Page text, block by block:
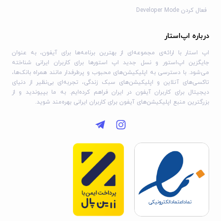
خواهد شد.
حساب خود بعد از خرید غیرفعال کنید.
اکنون Ultimate Call Recorder را دانلود کنید و از قدرت ضبط،
ویرایش، و تبدیل مکالمات خود به‌راحتی بهره‌برداری کنید!
فعال کردن Developer Mode
درباره اپ‌استار
اپ استار با ارائه‌ی مجموعه‌ای از بهترین برنامه‌ها برای آیفون، به عنوان
جایگزین اپ‌استور و نسل جدید اپ استورها برای کاربران ایرانی شناخته
می‌شود. با دسترسی به اپلیکیشن‌های محبوب و پرطرفدار مانند همراه بانک‌ها،
تاکسی‌های آنلاین و اپلیکیشن‌های سبک زندگی، تجربه‌ای بی‌نظیر از دنیای
دیجیتال برای کاربران آیفون در ایران فراهم کرده‌ایم. به ما بپیوندید و از
بزرگترین منبع اپلیکیشن‌های آیفون برای کاربران ایرانی بهره‌مند شوید.